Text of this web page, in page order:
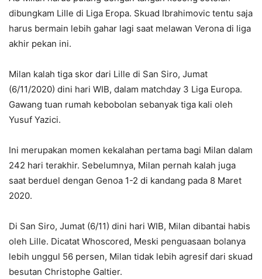
dibungkam Lille di Liga Eropa. Skuad Ibrahimovic tentu saja
harus bermain lebih gahar lagi saat melawan Verona di liga
akhir pekan ini.
Milan kalah tiga skor dari Lille di San Siro, Jumat
(6/11/2020) dini hari WIB, dalam matchday 3 Liga Europa.
Gawang tuan rumah kebobolan sebanyak tiga kali oleh
Yusuf Yazici.
Ini merupakan momen kekalahan pertama bagi Milan dalam
242 hari terakhir. Sebelumnya, Milan pernah kalah juga
saat berduel dengan Genoa 1-2 di kandang pada 8 Maret
2020.
Di San Siro, Jumat (6/11) dini hari WIB, Milan dibantai habis
oleh Lille. Dicatat Whoscored, Meski penguasaan bolanya
lebih unggul 56 persen, Milan tidak lebih agresif dari skuad
besutan Christophe Galtier.